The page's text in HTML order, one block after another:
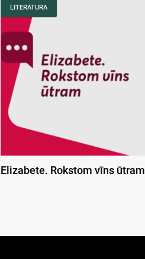
LITERATURA
Elizabete. Rokstom vīns ūtram